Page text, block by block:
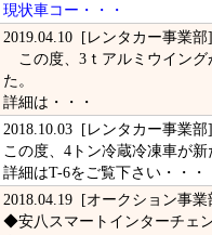
現状車コー・・・
2019.04.10 [レンタカー事業部]
この度、3ｔアルミウイング
た。
詳細は・・・
2018.10.03 [レンタカー事業部]
この度、4トン冷蔵冷凍車が新
詳細はT-6をご覧下さい・・・
2018.04.19 [オークション事業
◆安八スマートインターチェ